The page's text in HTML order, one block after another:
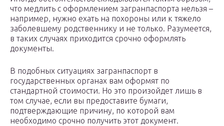
что медлить с оформлением загранпаспорта нельзя –
например, нужно ехать на похороны или к тяжело
заболевшему родственнику и не только. Разумеется,
в таких случаях приходится срочно оформлять
документы.
В подобных ситуациях загранпаспорт в
государственных органах вам оформят по
стандартной стоимости. Но это произойдет лишь в
том случае, если вы предоставите бумаги,
подтверждающие причину, по которой вам
необходимо срочно получить этот документ.